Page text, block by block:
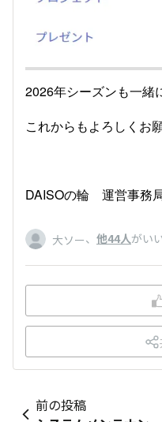
2026年シーズンも一緒
これからもよろしくお
DAISOの輪 運営事務
大ソー、 他44人がい
前の投稿